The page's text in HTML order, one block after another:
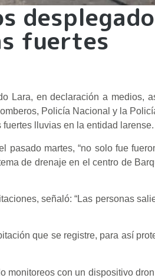
fuertes
Lara, en declaración a medios,
Policía Nacional y la
lluvias en la entidad larense.
pasado martes, “no solo fue
de drenaje en el centro de
señaló: “Las personas
que se registre, para así
monitoreos con un dispositivo